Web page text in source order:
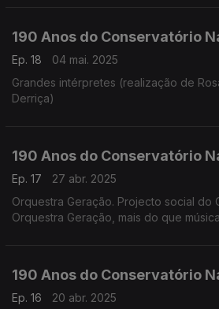
190 Anos do Conservatório
Ep. 18
04 mai. 2025
Grandes intérpretes (realização de
Derriça)
190 Anos do Conservatório
Ep. 17
27 abr. 2025
Orquestra Geração. Projecto social do
Orquestra Geração, mais do que
190 Anos do Conservatório
Ep. 16
20 abr. 2025